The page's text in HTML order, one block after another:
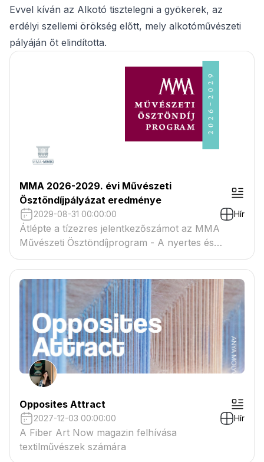
Evvel kíván az Alkotó tisztelegni a gyökerek, az
erdélyi szellemi örökség előtt, mely alkotóművészeti
pályáján őt elindította.
MMA 2026-2029. évi Művészeti
Ösztöndíjpályázat eredménye
2029-08-31 00:00:00 Hír
Átlépte a tízezres jelentkezőszámot az MMA
Művészeti Ösztöndíjprogram - A nyertes és
tartaléklistás pályázók névsora megtekinthető a
csatolmányban
Opposites Attract
2027-12-03 00:00:00 Hír
A Fiber Art Now magazin felhívása
textilművészek számára